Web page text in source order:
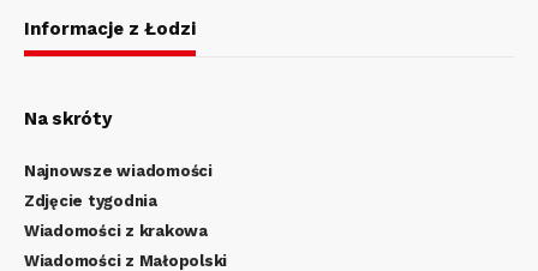
Informacje z Łodzi
Na skróty
Najnowsze wiadomości
Zdjęcie tygodnia
Wiadomości z krakowa
Wiadomości z Małopolski